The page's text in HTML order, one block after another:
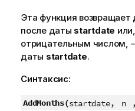
Эта функция возвращает
после даты startdate
отрицательным числом,
даты startdate.
Синтаксис:
AddMonths(startdate, n